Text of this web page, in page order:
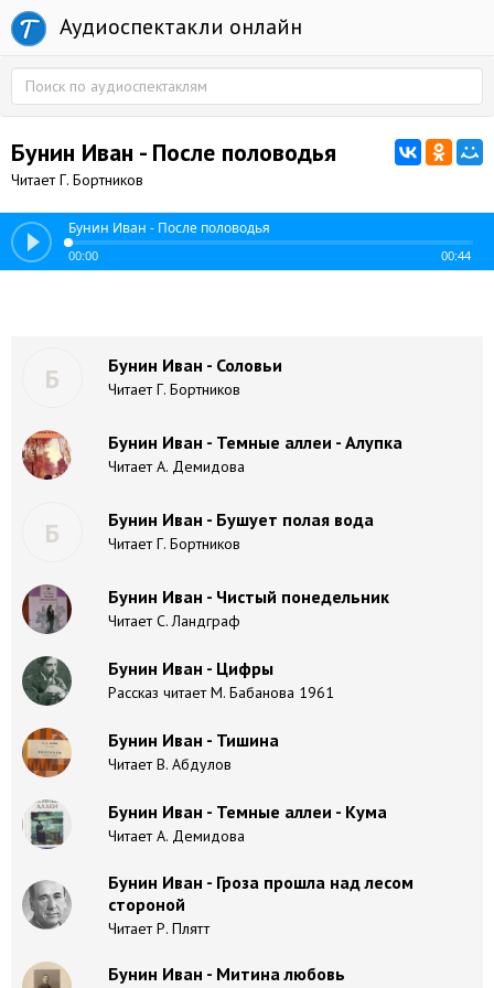
Аудиоспектакли онлайн
Бунин Иван - После половодья
Читает Г. Бортников
Бунин Иван - После половодья
00:00 00:44
Б Бунин Иван - Соловьи
Читает Г. Бортников
Бунин Иван - Темные аллеи - Алупка
Читает А. Демидова
Б Бунин Иван - Бушует полая вода
Читает Г. Бортников
Бунин Иван - Чистый понедельник
Читает С. Ландграф
Бунин Иван - Цифры
Рассказ читает М. Бабанова 1961
Бунин Иван - Тишина
Читает В. Абдулов
Бунин Иван - Темные аллеи - Кума
Читает А. Демидова
Бунин Иван - Гроза прошла над лесом
стороной
Читает Р. Плятт
Бунин Иван - Митина любовь